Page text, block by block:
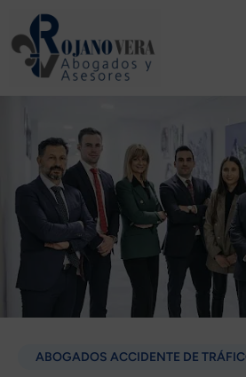
contenido
ABOGADOS ACCIDENTE DE